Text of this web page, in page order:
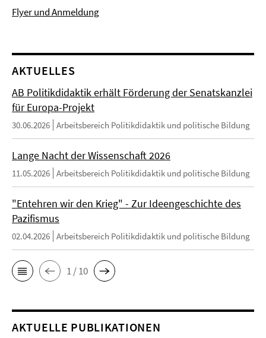
Flyer und Anmeldung
AKTUELLES
AB Politikdidaktik erhält Förderung der Senatskanzlei
für Europa-Projekt
30.06.2026 Arbeitsbereich Politikdidaktik und politische Bildung
Lange Nacht der Wissenschaft 2026
11.05.2026 Arbeitsbereich Politikdidaktik und politische Bildung
"Entehren wir den Krieg" - Zur Ideengeschichte des
Pazifismus
02.04.2026 Arbeitsbereich Politikdidaktik und politische Bildung
1 / 10
AKTUELLE PUBLIKATIONEN